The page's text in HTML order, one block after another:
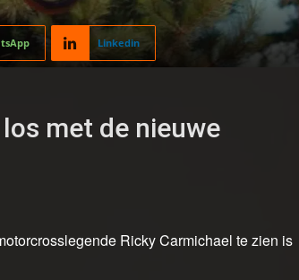
Linkedin
met de nieuwe
Ricky Carmichael te zien is